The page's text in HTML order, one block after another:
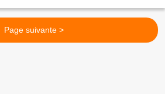
Page suivante >